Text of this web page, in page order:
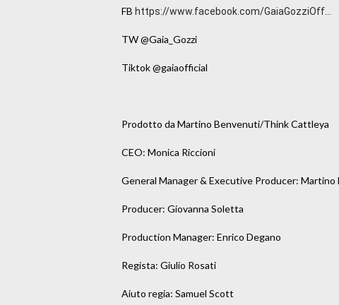
FB https://www.facebook.com/GaiaGozziOff...
TW @Gaia_Gozzi
Tiktok @gaiaofficial
Prodotto da Martino Benvenuti/Think Cattleya
CEO: Monica Riccioni
General Manager & Executive Producer:
Producer: Giovanna Soletta
Production Manager: Enrico Degano
Regista: Giulio Rosati
Aiuto regia: Samuel Scott